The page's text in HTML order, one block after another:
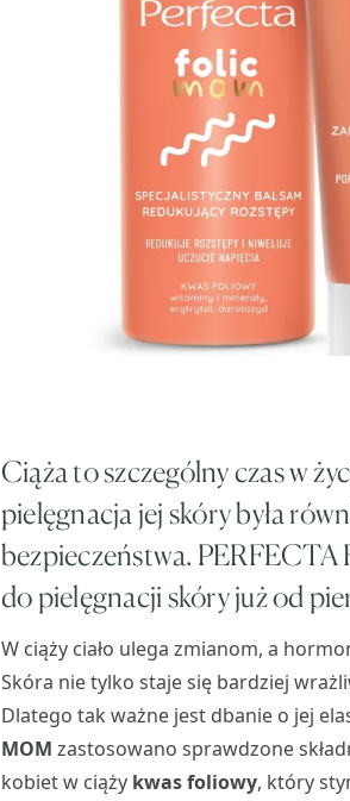
Ciąża to szczególny czas w
pielęgnacja jej skóry była
bezpieczeństwa.
do pielęgnacji skóry już od
W ciąży ciało ulega zmianom, a
Skóra nie tylko staje się bardziej
Dlatego tak ważne jest dbanie o jej
MOM zastosowano sprawdzone
kobiet w ciąży kwas foliowy, który